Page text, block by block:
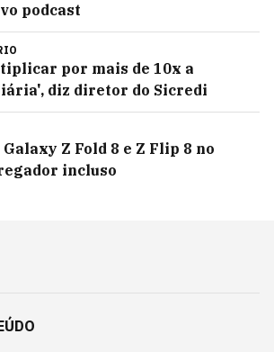
podcast
por mais de 10x a
diz diretor do Sicredi
Z Fold 8 e Z Flip 8 no
incluso